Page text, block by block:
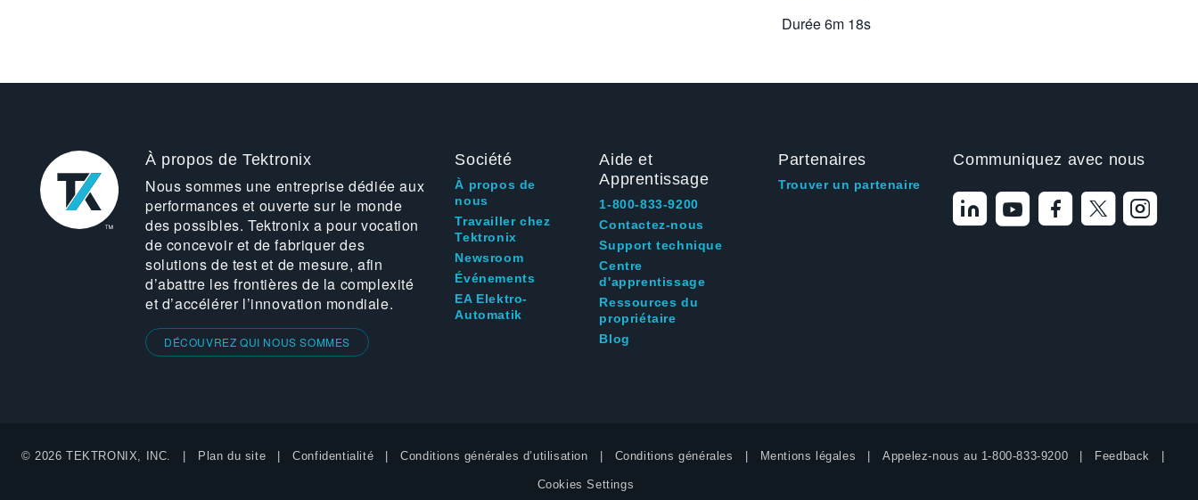
Durée6m 18s
À propos de Tektronix
Nous sommes une entreprise dédiée aux
performances et ouverte sur le monde
des possibles. Tektronix a pour vocation
de concevoir et de fabriquer des
solutions de test et de mesure, afin
d’abattre les frontières de la complexité
et d’accélérer l’innovation mondiale.
DÉCOUVREZ QUI NOUS SOMMES
Société
À propos de
nous
Travailler chez
Tektronix
Newsroom
Événements
EA Elektro-
Automatik
Aide et
Apprentissage
1-800-833-9200
Contactez-nous
Support technique
Centre
d'apprentissage
Ressources du
propriétaire
Blog
Partenaires
Trouver un partenaire
Communiquez avec nous
© 2026 TEKTRONIX, INC. Plan du site Confidentialité Conditions générales d’utilisation Conditions générales Mentions légales Appelez-nous au 1-800-833-9200 Feedback
Cookies Settings